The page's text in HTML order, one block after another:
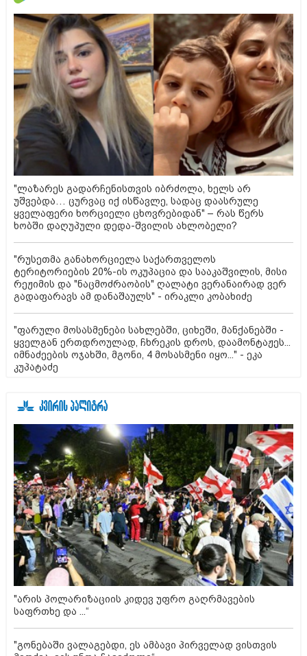
"ლაზარეს გადარჩენისთვის იბრძოლა, ხელს არ
უშვებდა… ცურვაც იქ ისწავლე, სადაც დაასრულე
ყველაფერი ხორციელი ცხოვრებიდან" – რას წერს
ხობში დაღუპული დედა-შვილის ახლობელი?
"რუსეთმა განახორციელა საქართველოს
ტერიტორიების 20%-ის ოკუპაცია და სააკაშვილის, მისი
რეჟიმის და "ნაცმოძრაობის" ღალატი ვერანაირად ვერ
გადაფარავს ამ დანაშაულს" - ირაკლი კობახიძე
"ფარული მოსასმენები სახლებში, ციხეში, მანქანებში -
ყველგან ერთდროულად, ჩხრეკის დროს, დაამონტაჟეს...
იმნაძეების ოჯახში, მგონი, 4 მოსასმენი იყო..." - ეკა
კუპატაძე
"არის პოლარიზაციის კიდევ უფრო გაღრმავების
საფრთხე და ...“
"გონებაში ვალაგებდი, ეს ამბავი პირველად ვისთვის